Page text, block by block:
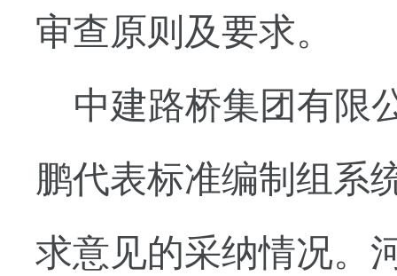
审查原则及要求。
中建路桥集团有限
鹏代表标准编制组系
求意见的采纳情况。